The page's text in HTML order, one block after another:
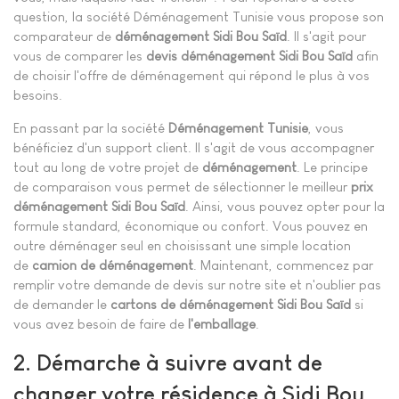
question, la société Déménagement Tunisie vous propose son
comparateur de déménagement Sidi Bou Saïd . Il s'agit pour
vous de comparer les devis déménagement Sidi Bou Saïd afin
de choisir l'offre de déménagement qui répond le plus à vos
besoins.
En passant par la société Déménagement Tunisie , vous
bénéficiez d'un support client. Il s'agit de vous accompagner
tout au long de votre projet de déménagement . Le principe
de comparaison vous permet de sélectionner le meilleur prix
déménagement Sidi Bou Saïd . Ainsi, vous pouvez opter pour la
formule standard, économique ou confort. Vous pouvez en
outre déménager seul en choisissant une simple location
de camion de déménagement . Maintenant, commencez par
remplir votre demande de devis sur notre site et n'oublier pas
de demander le cartons de déménagement Sidi Bou Saïd si
vous avez besoin de faire de l'emballage
2. Démarche à suivre avant de
changer votre résidence à Sidi Bou